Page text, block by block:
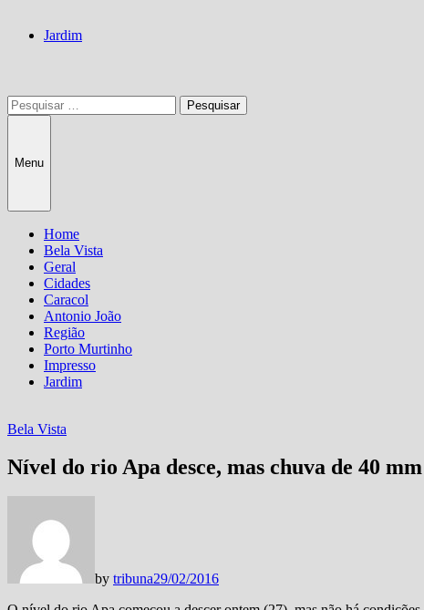
Jardim
Pesquisar
por:
Menu
Home
Bela Vista
Geral
Cidades
Caracol
Antonio João
Região
Porto Murtinho
Impresso
Jardim
Bela Vista
Nível do rio Apa desce, mas chuva de 40
by tribuna29/02/2016